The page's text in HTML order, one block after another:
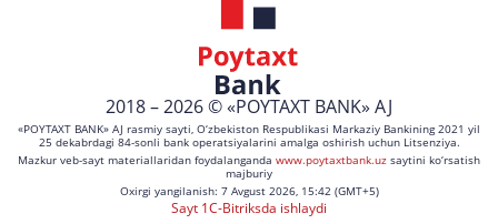
2018 – 2026 © «POYTAXT BANK» AJ
«POYTAXT BANK» AJ rasmiy sayti, O‘zbekiston Respublikasi Markaziy Bankining 2021 yil
25 dekabrdagi 84-sonli bank operatsiyalarini amalga oshirish uchun Litsenziya.
Mazkur veb-sayt materiallaridan foydalanganda www.poytaxtbank.uz saytini ko‘rsatish
majburiy
Oxirgi yangilanish: 7 Avgust 2026, 15:42 (GMT+5)
Sayt 1C-Bitriksda ishlaydi